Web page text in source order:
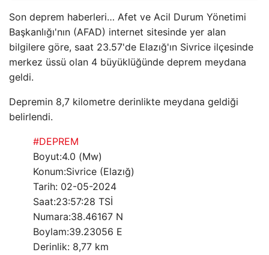
Son deprem haberleri… Afet ve Acil Durum Yönetimi
Başkanlığı'nın (AFAD) internet sitesinde yer alan
bilgilere göre, saat 23.57'de Elazığ'ın Sivrice ilçesinde
merkez üssü olan 4 büyüklüğünde deprem meydana
geldi.
Depremin 8,7 kilometre derinlikte meydana geldiği
belirlendi.
#DEPREM
Boyut:4.0 (Mw)
Konum:Sivrice (Elazığ)
Tarih: 02-05-2024
Saat:23:57:28 TSİ
Numara:38.46167 N
Boylam:39.23056 E
Derinlik: 8,77 km